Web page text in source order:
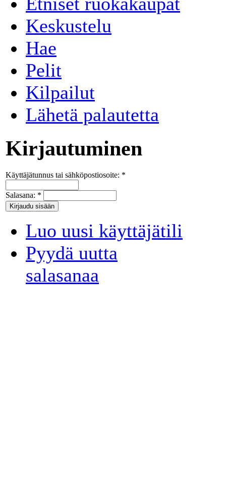
Keskustelu
Hae
Pelit
Kilpailut
Lähetä palautetta
Kirjautuminen
Käyttäjätunnus tai sähköpostiosoite: *
Salasana: *
Luo uusi käyttäjätili
Pyydä uutta
salasanaa